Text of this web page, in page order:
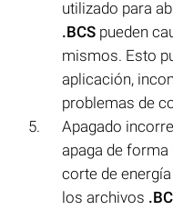
utilizado para
.BCS pueden
mismos. Esto
aplicación,
problemas de
Apagado
apaga de forma
corte de
los archivos